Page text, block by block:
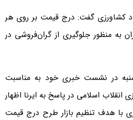
کشاورزی گفت: درج قیمت بر روی هر
به منظور جلوگیری از گران‌فروشی در
در نشست خبری خود به مناسبت
اسلامی در پاسخ به ایرنا اظهار
با هدف تنظیم بازار طرح درج قیمت